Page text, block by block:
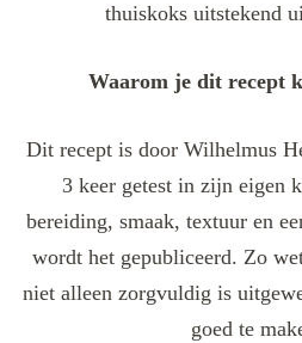
thuiskoks uitstekend
Waarom je dit recept
Dit recept is door Wilhelmus
3 keer getest in zijn eigen
bereiding, smaak, textuur en
wordt het gepubliceerd. Zo
niet alleen zorgvuldig is
goed te